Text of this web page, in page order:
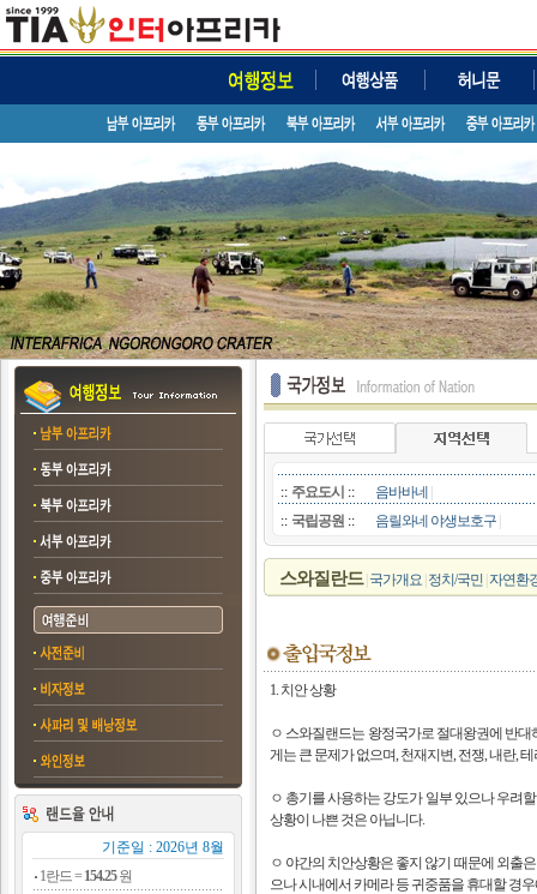
기준일 : 2026년 8월
1란드 = 154.25원
:: 주요도시 :: 음바바네
:: 국립공원 :: 음릴와네 야생보호구
스와질란드 국가개요 정치/국민 자연환
1. 치안 상황
ㅇ 스와질랜드는 왕정국가로 절대왕권에 반
게는 큰 문제가 없으며, 천재지변, 전쟁, 내란,
ㅇ 총기를 사용하는 강도가 일부 있으나 우려
상황이 나쁜 것은 아닙니다.
ㅇ 야간의 치안상황은 좋지 않기 때문에 외출
으나 시내에서 카메라 등 귀중품을 휴대할 경